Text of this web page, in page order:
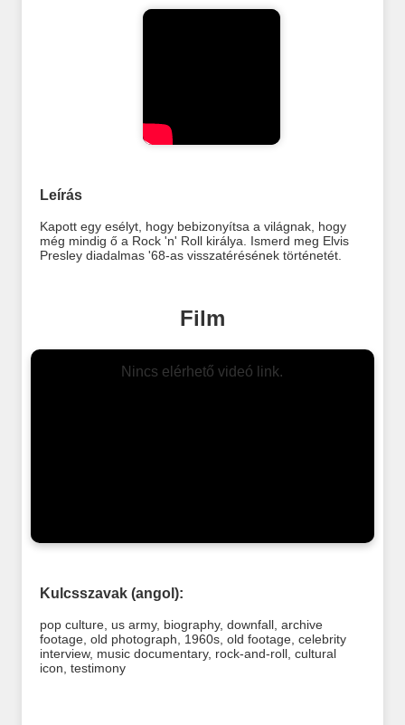
Leírás
Kapott egy esélyt, hogy bebizonyítsa a világnak, hogy
még mindig ő a Rock 'n' Roll királya. Ismerd meg Elvis
Presley diadalmas '68-as visszatérésének történetét.
Film
Nincs elérhető videó link.
Kulcsszavak (angol):
pop culture, us army, biography, downfall, archive
footage, old photograph 1960s, old footage, celebrity
interview, music documentary, rock-and-roll, cultural
icon testimony